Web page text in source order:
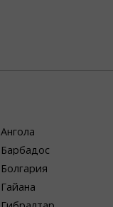
Ангола
Барбадос
Болгария
Гайана